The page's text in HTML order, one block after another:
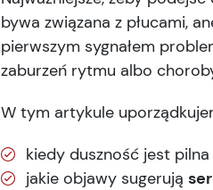
bywa związana z płucami,
pierwszym sygnałem
zaburzeń rytmu albo
W tym artykule
kiedy duszność jest pilna
jakie objawy sugerują